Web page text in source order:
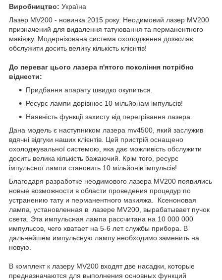
Виробництво: Україна
Лазер MV200 - новинка 2015 року. Неодимовий лазер MV200
призначений для видалення татуювання та перманентного
макіяжу. Модернізована система охолодження дозволяє
обслужити досить велику кількість клієнтів!
До переваг цього лазера п'ятого покоління потрібно
віднести:
Придбання апарату швидко окупиться.
Ресурс лампи дорівнює 10 мільйонам імпульсів!
Наявність функції захисту від перегрівання лазера.
Дана модель є наступником лазера mv4500, який заслужив
вдячні відгуки наших клієнтів. Цей пристрій оснащено
охолоджувальної системою, яка дає можливість обслужити
досить велика кількість бажаючий. Крім того, ресурс
імпульсної лампи становить 10 мільйонів імпульсів!
Благодаря разработке неодимового лазера MV200 появились
новые возможности в области проведения процедур по
устранению тату и перманентного макияжа. Ксеноновая
лампа, установленная в лазере MV200, вырабатывает пучок
света. Эта импульсная лампа рассчитана на 10 000 000
импульсов, чего хватает на 5-6 лет службы прибора. В
дальнейшем импульсную лампу необходимо заменить на
новую.
В комплект к лазеру MV200 входят две насадки, которые
предназначаются для выполнения основных функций